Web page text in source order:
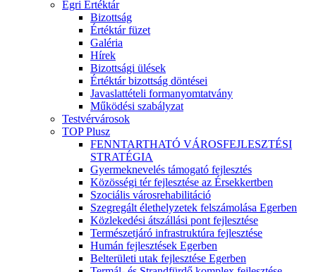
Egri Értéktár
Bizottság
Értéktár füzet
Galéria
Hírek
Bizottsági ülések
Értéktár bizottság döntései
Javaslattételi formanyomtatvány
Működési szabályzat
Testvérvárosok
TOP Plusz
FENNTARTHATÓ VÁROSFEJLESZTÉSI
STRATÉGIA
Gyermeknevelés támogató fejlesztés
Közösségi tér fejlesztése az Érsekkertben
Szociális városrehabilitáció
Szegregált élethelyzetek felszámolása Egerben
Közlekedési átszállási pont fejlesztése
Természetjáró infrastruktúra fejlesztése
Humán fejlesztések Egerben
Belterületi utak fejlesztése Egerben